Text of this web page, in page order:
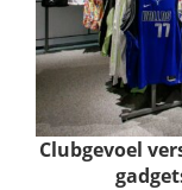
Clubgevoel